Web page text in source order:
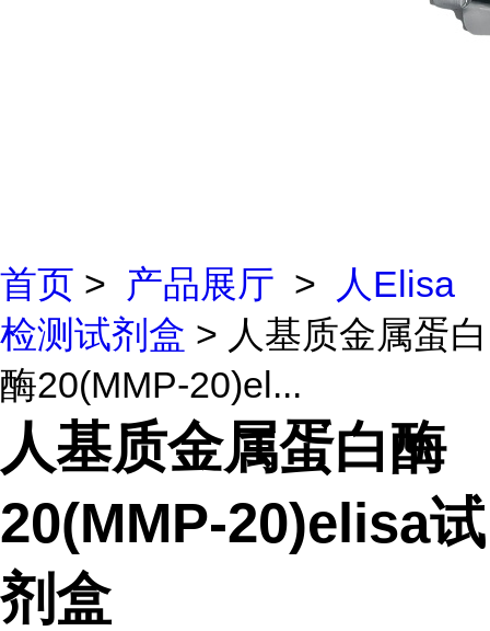
首页 > 产品展厅 >
人Elisa
检测试剂盒 > 人基质金属蛋白
酶20(MMP-20)el...
人基质金属蛋白酶
20(MMP-20)elisa试
剂盒